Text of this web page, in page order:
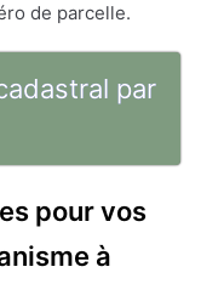
de parcelle.
par
pour vos
à